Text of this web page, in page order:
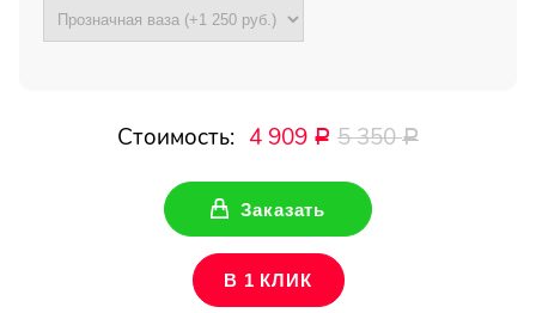
Стоимость: 4 909 Р 5 350Р
Заказать
В 1 КЛИК